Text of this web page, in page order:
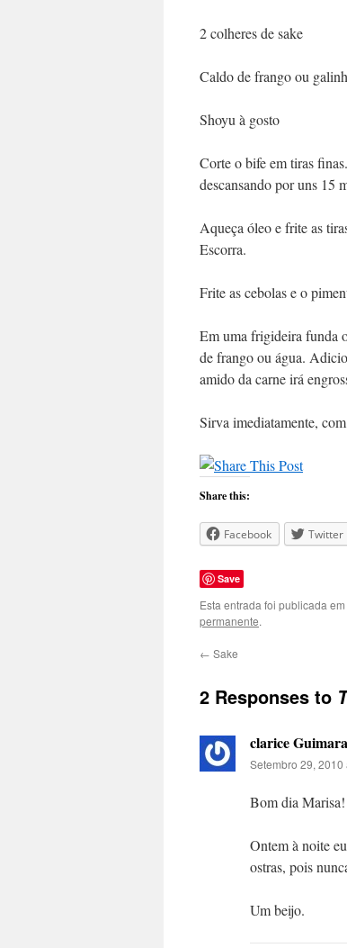
2 colheres de sake
Caldo de frango ou
Shoyu à gosto
Corte o bife em tiras
descansando por uns 15
Aqueça óleo e frite as
Escorra.
Frite as cebolas e o
Em uma frigideira funda
de frango ou água.
amido da carne irá
Sirva imediatamente,
Share this:
Facebook Twitter
Save
Esta entrada foi publicada em
permanente.
← Sake
2 Responses to
clarice
Setembro 29, 2010
Bom dia Marisa!
Ontem à noite
ostras, pois
Um beijo.